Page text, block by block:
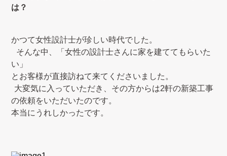
は？
かつて女性設計士が珍しい時代でした。
そんな中、「女性の設計士さんに家を建ててもらいた
い」
とお客様が直接訪ねて来てくださいました。
大変気に入っていただき、その方からは2軒の新築工事
の依頼をいただいたのです。
本当にうれしかったです。